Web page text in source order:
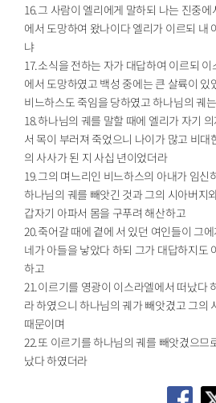
16.그 사람이 엘리에게 말하되 나는 진중
에서 도망하여 왔나이다 엘리가 이르되 내
냐
17.소식을 전하는 자가 대답하여 이르되
에서 도망하였고 백성 중에는 큰 살륙이
비느하스도 죽임을 당하였고 하나님의 궤
18.하나님의 궤를 말할 때에 엘리가 자기
서 목이 부러져 죽었으니 나이가 많고 비
의 사사가 된 지 사십 년이었더라
19.그의 며느리인 비느하스의 아내가 임신
하나님의 궤를 빼앗긴 것과 그의 시아버지
갑자기 아파서 몸을 구푸려 해산하고
20.죽어갈 때에 곁에 서 있던 여인들이 그
네가 아들을 낳았다 하되 그가 대답하지도
하고
21.이르기를 영광이 이스라엘에서 떠났다
라 하였으니 하나님의 궤가 빼앗겼고 그의
때문이며
22.또 이르기를 하나님의 궤를 빼앗겼으므
났다 하였더라